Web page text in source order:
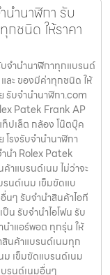
นำนาฬิกา รับ
กชนิด ให้ราคา
จำนำนาฬิกาทุกแบรนด์
ะ ของมีค่าทุกชนิด ให้
รับจํานํานาฬิกา.com
Patek Frank AP
ปเล็ต กล้อง โน๊ตบุ๊ค
โรงรับจำนำนาฬิกา
นำ Rolex Patek
าแบรนด์เนม ไม่ว่าจะ
รนด์เนม เข็มขัดแบ
ๆ รับจำนำสินค้าไอที
น รับจำนำไอโฟน รับ
นำแอร์พอต ทุกรุ่น ให้
สินค้าแบรนด์เนมทุก
ม เข็มขัดแบรนด์เนม
รนด์เนมอื่นๆ